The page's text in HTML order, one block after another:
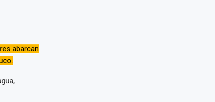
abarcan